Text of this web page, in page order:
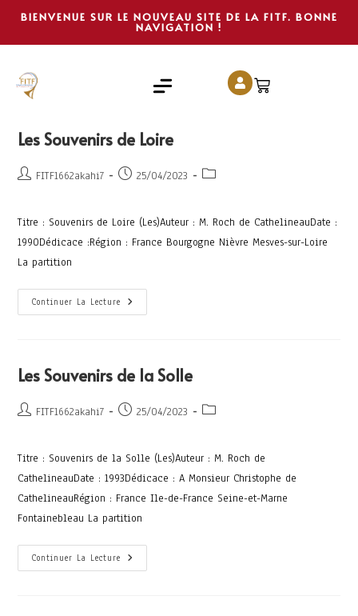
BIENVENUE SUR LE NOUVEAU SITE DE LA FITF. BONNE
NAVIGATION !
Les Souvenirs de Loire
FITF1662akahi7 25/04/2023
Titre : Souvenirs de Loire (Les)Auteur : M. Roch de CathelineauDate :
1990Dédicace :Région : France Bourgogne Nièvre Mesves-sur-Loire
La partition
Continuer La Lecture
Les Souvenirs de la Solle
FITF1662akahi7 25/04/2023
Titre : Souvenirs de la Solle (Les)Auteur : M. Roch de
CathelineauDate : 1993Dédicace : A Monsieur Christophe de
CathelineauRégion : France Ile-de-France Seine-et-Marne
Fontainebleau La partition
Continuer La Lecture